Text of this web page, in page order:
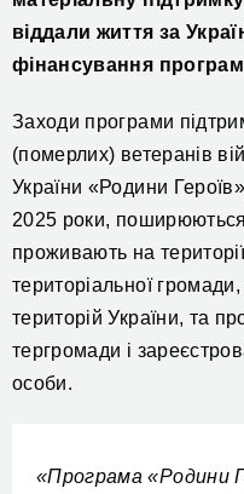
віддали життя за
фінансування
Заходи програми
(померлих) ветеранів
України «Родини
2025 роки, поширюються
проживають на
територіальної громади,
територій України, та
тергромади і
особи.
«Програма «Родини